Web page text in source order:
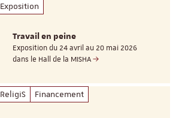
Exposition
Travail en peine
Exposition du 24 avril au 20 mai 2026
dans le Hall de la MISHA
ReligiS Financement